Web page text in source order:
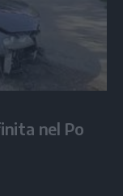
nel Po